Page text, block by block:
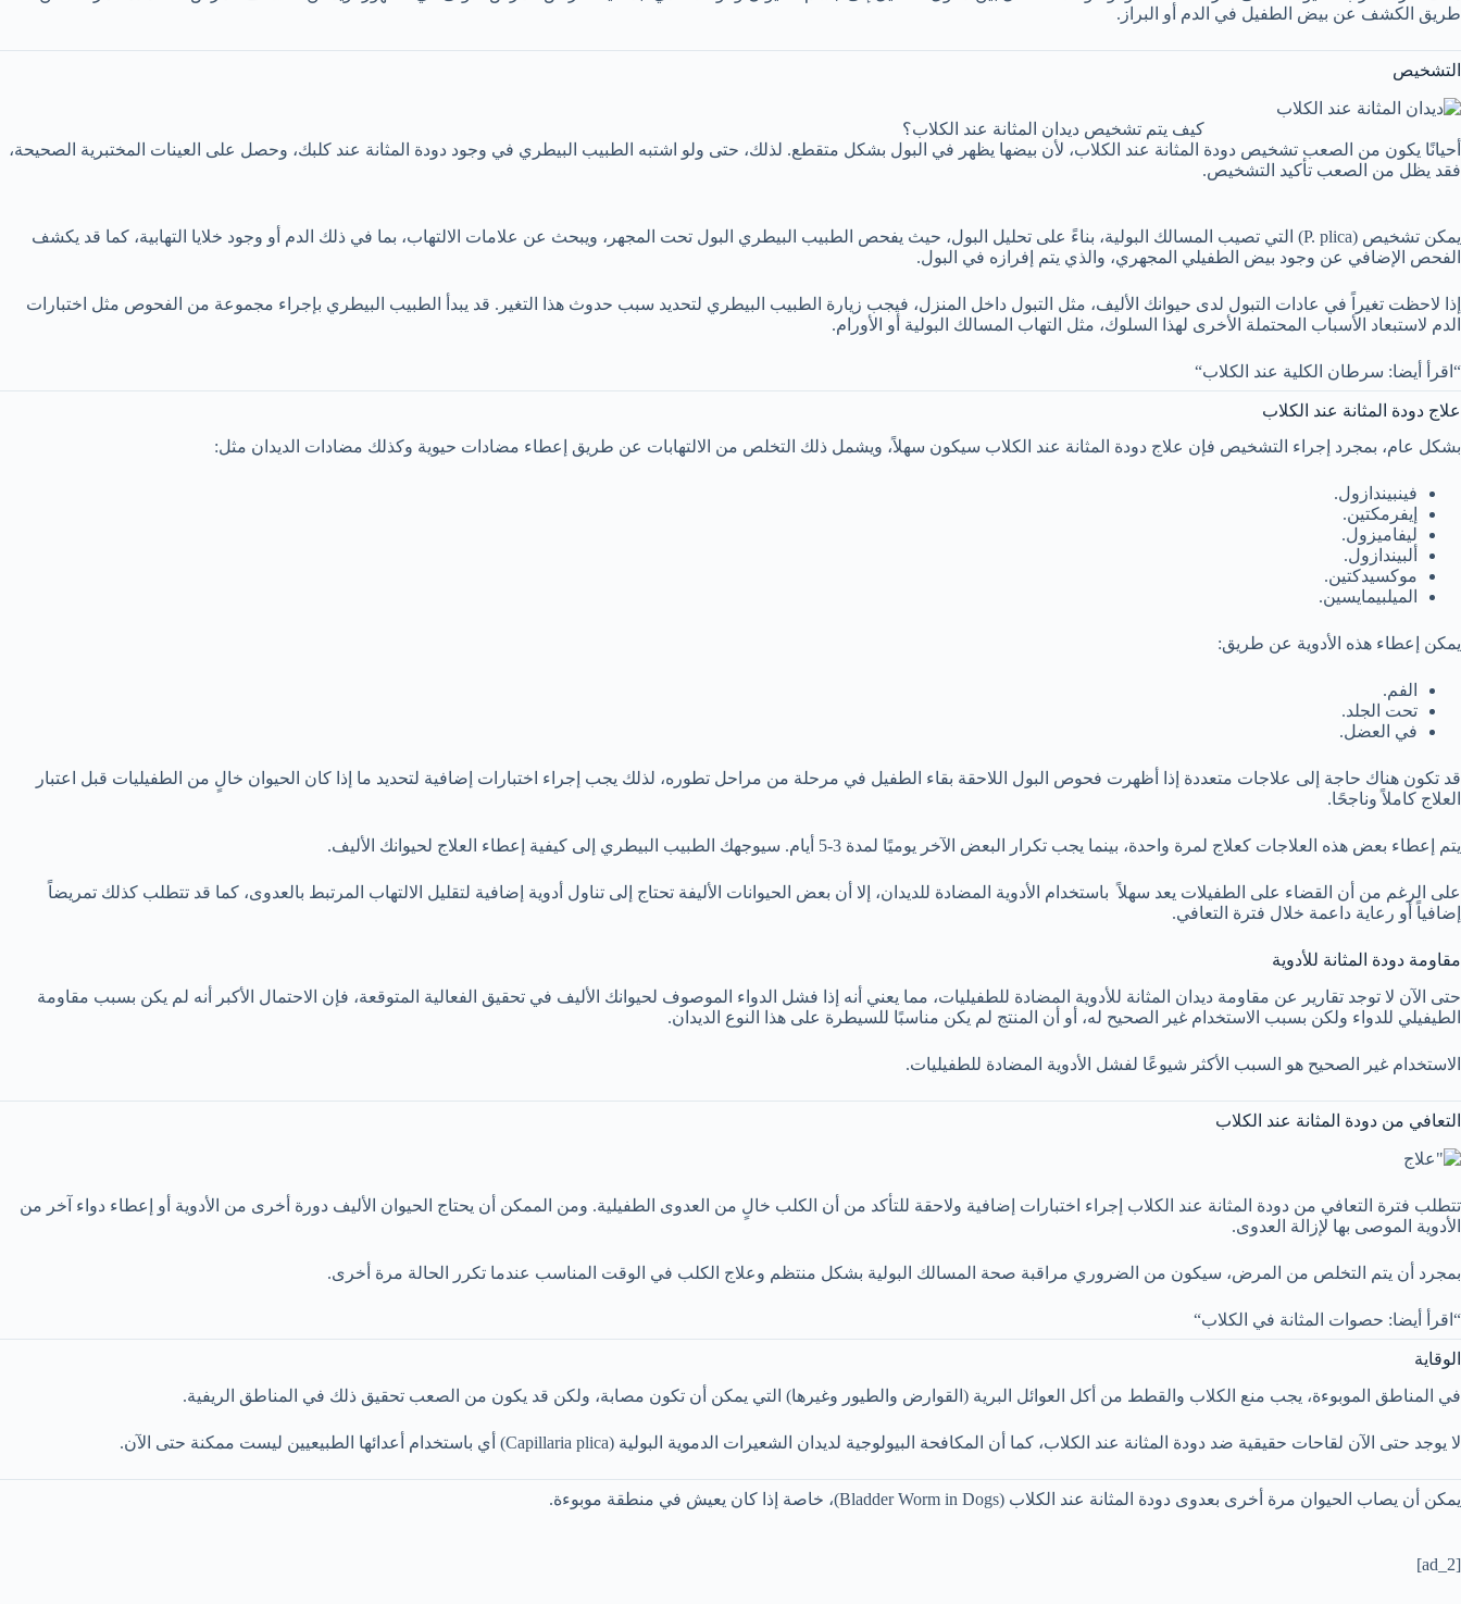
طريق الكشف عن بيض الطفيل في الدم أو البراز.
التشخيص
كيف يتم تشخيص ديدان المثانة عند الكلاب؟
أحيانًا يكون من الصعب تشخيص دودة المثانة عند الكلاب، لأن بيضها يظهر في البول بشكل متقطع. لذلك، حتى ولو اشتبه الطبيب البيطري في وجود دودة المثانة عند كلبك، وحصل على العينات المختبرية الصحيحة،
فقد يظل من الصعب تأكيد التشخيص.
يمكن تشخيص (P. plica) التي تصيب المسالك البولية، بناءً على تحليل البول، حيث يفحص الطبيب البيطري البول تحت المجهر، ويبحث عن علامات الالتهاب، بما في ذلك الدم أو وجود خلايا التهابية، كما قد يكشف
الفحص الإضافي عن وجود بيض الطفيلي المجهري، والذي يتم إفرازه في البول.
إذا لاحظت تغيراً في عادات التبول لدى حيوانك الأليف، مثل التبول داخل المنزل، فيجب زيارة الطبيب البيطري لتحديد سبب حدوث هذا التغير. قد يبدأ الطبيب البيطري بإجراء مجموعة من الفحوص مثل اختبارات
الدم لاستبعاد الأسباب المحتملة الأخرى لهذا السلوك، مثل التهاب المسالك البولية أو الأورام.
“اقرأ أيضا: سرطان الكلية عند الكلاب“
علاج دودة المثانة عند الكلاب
بشكل عام، بمجرد إجراء التشخيص فإن علاج دودة المثانة عند الكلاب سيكون سهلاً، ويشمل ذلك التخلص من الالتهابات عن طريق إعطاء مضادات حيوية وكذلك مضادات الديدان مثل:
فينبيندازول.
إيفرمكتين.
ليفاميزول.
ألبيندازول.
موكسيدكتين.
الميلبيمايسين.
يمكن إعطاء هذه الأدوية عن طريق:
الفم.
تحت الجلد.
في العضل.
قد تكون هناك حاجة إلى علاجات متعددة إذا أظهرت فحوص البول اللاحقة بقاء الطفيل في مرحلة من مراحل تطوره، لذلك يجب إجراء اختبارات إضافية لتحديد ما إذا كان الحيوان خالٍ من الطفيليات قبل اعتبار
العلاج كاملاً وناجحًا.
يتم إعطاء بعض هذه العلاجات كعلاج لمرة واحدة، بينما يجب تكرار البعض الآخر يوميًا لمدة 3-5 أيام. سيوجهك الطبيب البيطري إلى كيفية إعطاء العلاج لحيوانك الأليف.
على الرغم من أن القضاء على الطفيلات يعد سهلاً باستخدام الأدوية المضادة للديدان، إلا أن بعض الحيوانات الأليفة تحتاج إلى تناول أدوية إضافية لتقليل الالتهاب المرتبط بالعدوى، كما قد تتطلب كذلك تمريضاً
إضافياً أو رعاية داعمة خلال فترة التعافي.
مقاومة دودة المثانة للأدوية
حتى الآن لا توجد تقارير عن مقاومة ديدان المثانة للأدوية المضادة للطفيليات، مما يعني أنه إذا فشل الدواء الموصوف لحيوانك الأليف في تحقيق الفعالية المتوقعة، فإن الاحتمال الأكبر أنه لم يكن بسبب مقاومة
الطيفيلي للدواء ولكن بسبب الاستخدام غير الصحيح له، أو أن المنتج لم يكن مناسبًا للسيطرة على هذا النوع الديدان.
الاستخدام غير الصحيح هو السبب الأكثر شيوعًا لفشل الأدوية المضادة للطفيليات.
التعافي من دودة المثانة عند الكلاب
تتطلب فترة التعافي من دودة المثانة عند الكلاب إجراء اختبارات إضافية ولاحقة للتأكد من أن الكلب خالٍ من العدوى الطفيلية. ومن الممكن أن يحتاج الحيوان الأليف دورة أخرى من الأدوية أو إعطاء دواء آخر من
الأدوية الموصى بها لإزالة العدوى.
بمجرد أن يتم التخلص من المرض، سيكون من الضروري مراقبة صحة المسالك البولية بشكل منتظم وعلاج الكلب في الوقت المناسب عندما تكرر الحالة مرة أخرى.
“اقرأ أيضا: حصوات المثانة في الكلاب“
الوقاية
في المناطق الموبوءة، يجب منع الكلاب والقطط من أكل العوائل البرية (القوارض والطيور وغيرها) التي يمكن أن تكون مصابة، ولكن قد يكون من الصعب تحقيق ذلك في المناطق الريفية.
لا يوجد حتى الآن لقاحات حقيقية ضد دودة المثانة عند الكلاب، كما أن المكافحة البيولوجية لديدان الشعيرات الدموية البولية (Capillaria plica) أي باستخدام أعدائها الطبيعيين ليست ممكنة حتى الآن.
يمكن أن يصاب الحيوان مرة أخرى بعدوى دودة المثانة عند الكلاب (Bladder Worm in Dogs)، خاصة إذا كان يعيش في منطقة موبوءة.
[ad_2]